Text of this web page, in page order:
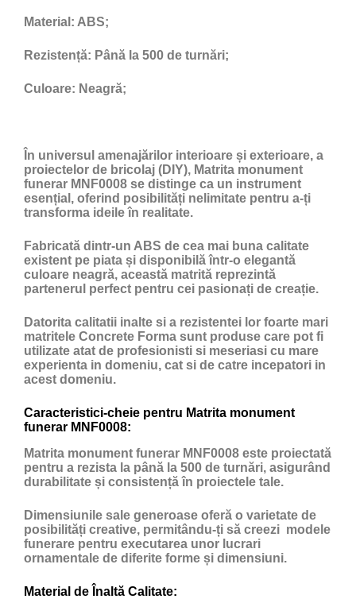
Material: ABS;
Rezistență: Până la 500 de turnări;
Culoare: Neagră;
În universul amenajărilor interioare și exterioare, a
proiectelor de bricolaj (DIY), Matrita monument
funerar MNF0008 se distinge ca un instrument
esențial, oferind posibilități nelimitate pentru a-ți
transforma ideile în realitate.
Fabricată dintr-un ABS de cea mai buna calitate
existent pe piata și disponibilă într-o elegantă
culoare neagră, această matrită reprezintă
partenerul perfect pentru cei pasionați de creație.
Datorita calitatii inalte si a rezistentei lor foarte mari
matritele Concrete Forma sunt produse care pot fi
utilizate atat de profesionisti si meseriasi cu mare
experienta in domeniu, cat si de catre incepatori in
acest domeniu.
Caracteristici-cheie pentru Matrita monument
funerar MNF0008:
Matrita monument funerar MNF0008 este proiectată
pentru a rezista la până la 500 de turnări, asigurând
durabilitate și consistență în proiectele tale.
Dimensiunile sale generoase oferă o varietate de
posibilități creative, permitându-ți să creezi modele
funerare pentru executarea unor lucrari
ornamentale de diferite forme și dimensiuni.
Material de Înaltă Calitate: